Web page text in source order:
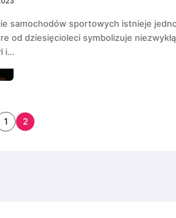
od dziesięcioleci symbolizuje niezwykłą
i...
1 2